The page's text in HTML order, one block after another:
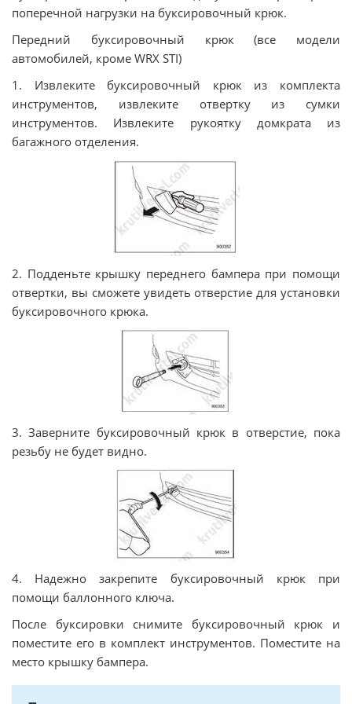
поперечной нагрузки на буксировочный крюк.
Передний буксировочный крюк (все модели
автомобилей, кроме WRX STI)
1. Извлеките буксировочный крюк из комплекта
инструментов, извлеките отвертку из сумки
инструментов. Извлеките рукоятку домкрата из
багажного отделения.
2. Подденьте крышку переднего бампера при помощи
отвертки, вы сможете увидеть отверстие для установки
буксировочного крюка.
3. Заверните буксировочный крюк в отверстие, пока
резьбу не будет видно.
4. Надежно закрепите буксировочный крюк при
помощи баллонного ключа.
После буксировки снимите буксировочный крюк и
поместите его в комплект инструментов. Поместите на
место крышку бампера.